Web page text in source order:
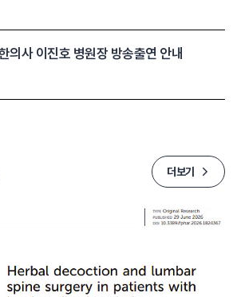
의사 이진호 병원장 방송출연 안내
더보기